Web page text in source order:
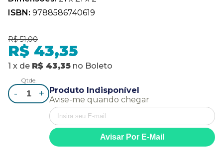
ISBN: 9788586740619
R$ 51,00
R$ 43,35
1 x de R$ 43,35 no Boleto
Qtde.
- +
Produto Indisponível
Avise-me quando chegar